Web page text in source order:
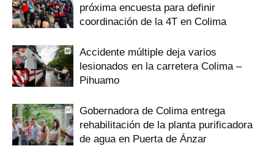
próxima encuesta para definir
coordinación de la 4T en Colima
Accidente múltiple deja varios
lesionados en la carretera Colima –
Pihuamo
Gobernadora de Colima entrega
rehabilitación de la planta purificadora
de agua en Puerta de Ánzar